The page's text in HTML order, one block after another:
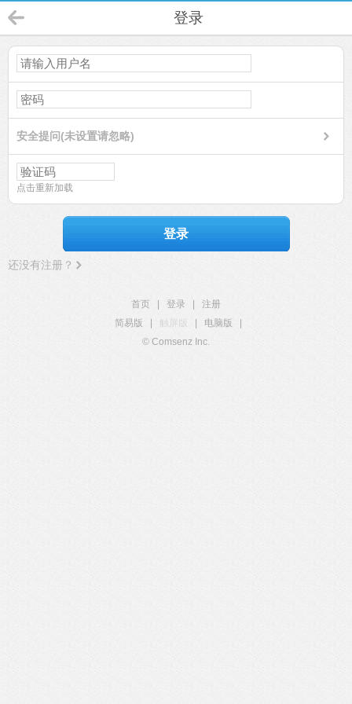
登录
安全提问(未设置请忽略)
点击重新加载
登录
还没有注册？
首页 登录
注册
简易版
触屏版 电脑版
© Comsenz Inc.